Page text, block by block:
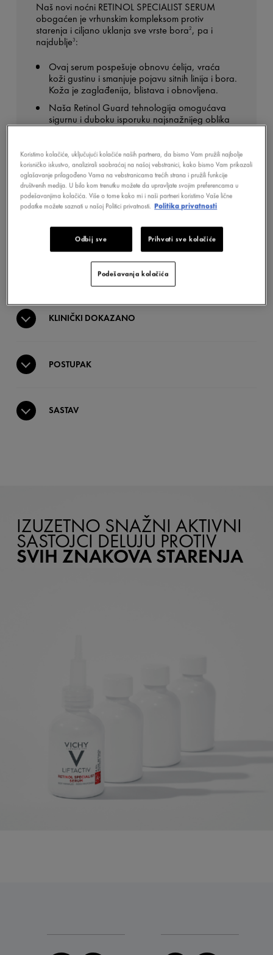
Naš novi noćni RETINOL SPECIALIST SERUM
obogaćen je vrhunskim kompleksom protiv
starenja i ciljano uklanja sve vrste bora2 , pa i
najdublje3 :​​
Ovaj serum pospešuje obnovu ćelija, vraća
koži gustinu i smanjuje pojavu sitnih linija i bora.
Koža je zaglađenija, blistava i obnovljena.​
Naša Retinol Guard tehnologija omogućava
sigurnu i duboku isporuku najsnažnijeg oblika
DOBROBITI
TEKSTURA
AKTIVNI SASTOJCI
KLINIČKI DOKAZANO
POSTUPAK
SASTAV
IZUZETNO SNAŽNI AKTIVNI
SASTOJCI DELUJU PROTIV
SVIH ZNAKOVA STARENJA​
Koristimo kolačiće, uključujući kolačiće naših partnera, da bismo Vam pružili najbolje
korisničko iskustvo, analizirali saobraćaj na našoj vebstranici, kako bismo Vam prikazali
oglašavanje prilagođeno Vama na vebstranicama trećih strana i pružili funkcije
društvenih medija. U bilo kom trenutku možete da upravljate svojim preferencama u
podešavanjima kolačića. Više o tome kako mi i naši partneri koristimo Vaše lične
podatke možete saznati u našoj Politici privatnosti. Politika privatnosti
Odbij sve Prihvati sve kolačiće
Podešavanja kolačića